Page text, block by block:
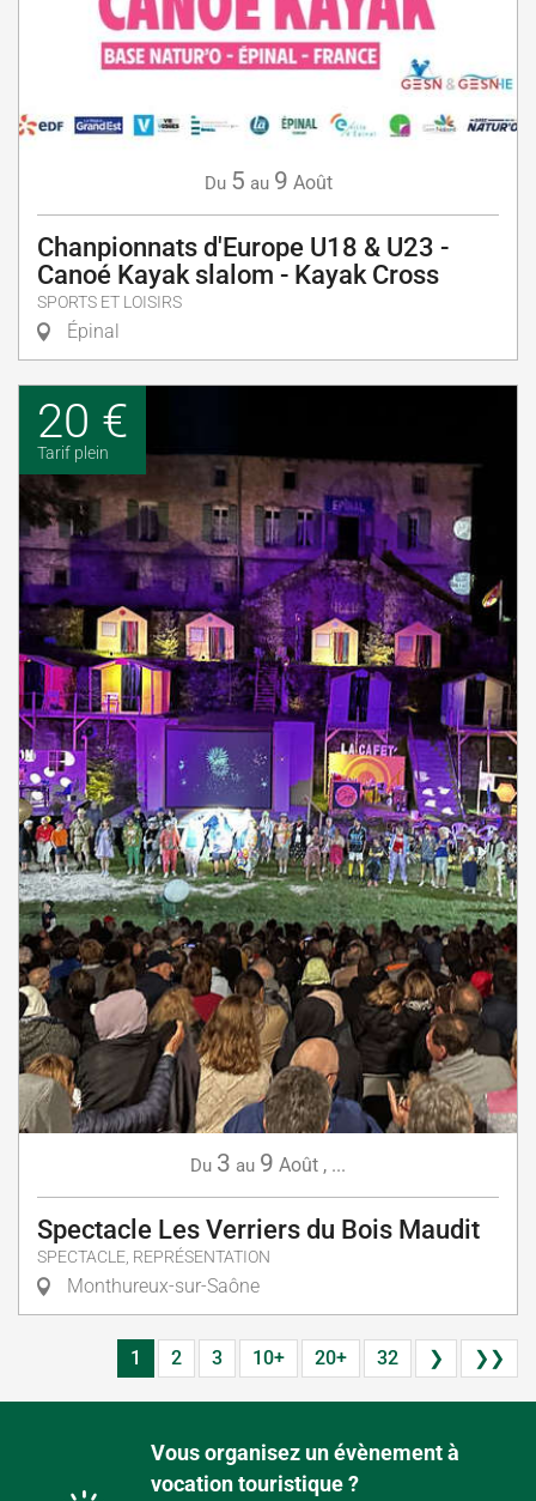
Du 5 au 9 Août
Chanpionnats d'Europe U18 & U23 -
Canoé Kayak slalom - Kayak Cross
SPORTS ET LOISIRS
Épinal
20 €
Tarif plein
Du 3 au 9 Août , ...
Spectacle Les Verriers du Bois Maudit
SPECTACLE, REPRÉSENTATION
Monthureux-sur-Saône
1 2 3 10+ 20+ 32 ❯ ❯❯
Vous organisez un évènement à
vocation touristique ?